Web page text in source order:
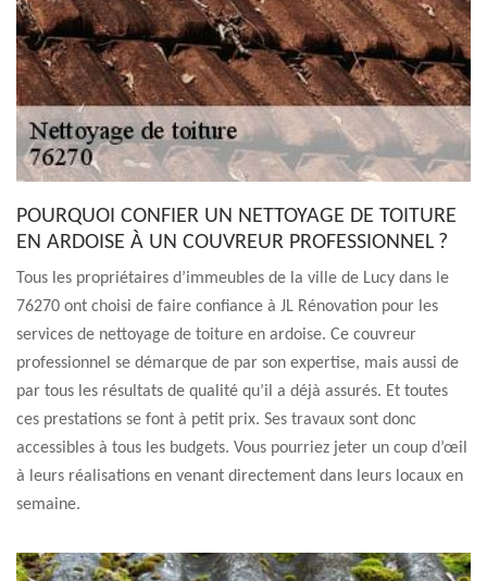
POURQUOI CONFIER UN NETTOYAGE DE TOITURE
EN ARDOISE À UN COUVREUR PROFESSIONNEL ?
Tous les propriétaires d’immeubles de la ville de Lucy dans le
76270 ont choisi de faire confiance à JL Rénovation pour les
services de nettoyage de toiture en ardoise. Ce couvreur
professionnel se démarque de par son expertise, mais aussi de
par tous les résultats de qualité qu’il a déjà assurés. Et toutes
ces prestations se font à petit prix. Ses travaux sont donc
accessibles à tous les budgets. Vous pourriez jeter un coup d’œil
à leurs réalisations en venant directement dans leurs locaux en
semaine.